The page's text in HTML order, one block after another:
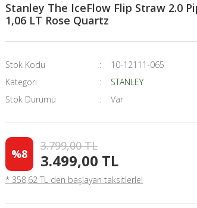
Stanley The IceFlow Flip Straw 2.0
1,06 LT Rose Quartz
Stok Kodu
10-12111-065
Kategori
STANLEY
Stok Durumu
Var
%8
3.799,00 TL
3.499,00 TL
* 358,62 TL den başlayan taksitlerle!